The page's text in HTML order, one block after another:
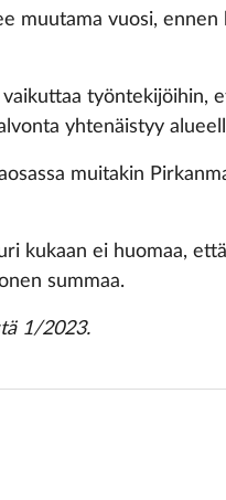
muutama vuosi,
työntekijöihin,
yhtenäistyy
muitakin
kukaan ei huomaa,
summaa.
1/2023.